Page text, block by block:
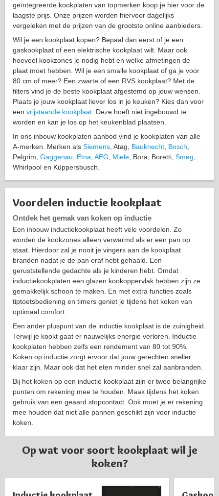
geïntegreerde kookplaten van topmerken koop je hier voor de
laagste prijs. Onze prijzen worden hiervoor dagelijks
vergeleken met de prijzen van de grootste online aanbieders.
Wil je een kookplaat kopen? Bepaal dan eerst of je een
gaskookplaat of een elektrische kookplaat wilt. Maar ook
hoeveel kookzones je nodig hebt en welke afmetingen de
plaat moet hebben. Wil je een smalle kookplaat of ga je voor
80 cm of meer? Een zwarte of een RVS kookplaat? Met de
filters vind je de beste kookplaat afgestemd op jouw wensen.
Plaats je jouw kookplaat liever los in je keuken? Kies dan voor
een vrijstaande kookplaat . Deze hoeft niet ingebouwd te
worden en kan je los op het keukenblad plaatsen.
In ons inbouw kookplaten aanbod vind je kookplaten van alle
A-merken. Merken als Siemens , Atag, Bauknecht Bosch
Pelgrim, Gaggenau Etna AEG Miele , Bora, Boretti, Smeg
Whirlpool en Küppersbusch.
Voordelen inductie kookplaat
Ontdek het gemak van koken op inductie
Een inbouw inductiekookplaat heeft vele voordelen. Zo
worden de kookzones alleen verwarmd als er een pan op
staat. Hierdoor zal je nooit je vingers aan de kookplaat
branden nadat je de pan eraf hebt gehaald. Een
geruststellende gedachte als je kinderen hebt. Omdat
inductiekookplaten een glazen kookoppervlak hebben zijn ze
gemakkelijk schoon te maken. En met extra functies zoals
tiptoetsbediening en timers geniet je tijdens het koken van
optimaal comfort.
Een ander pluspunt van de inductie kookplaat is de zuinigheid.
Terwijl je kookt gaat er nauwelijks energie verloren. Inductie
kookplaten hebben zelfs een rendement van 80 tot 90%.
Koken op inductie zorgt ervoor dat jouw gerechten sneller
klaar zijn. Maar ook dat het eten minder snel zal aanbranden.
Bij het koken op een inductie kookplaat zijn er twee belangrijke
punten om rekening mee te houden. Maak tijdens het koken
gebruik van een geaard stopcontact. Ook moet je er rekening
mee houden dat niet alle pannen geschikt zijn voor inductie
koken.
Op wat voor soort kookplaat wil je
koken?